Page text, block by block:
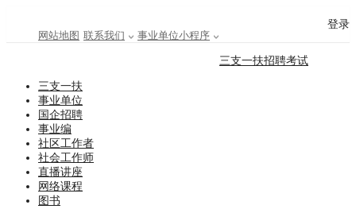
网站地图 联系我们 事业单位小程序
登录
三支一扶招聘考试
三支一扶
事业单位
国企招聘
事业编
社区工作者
社会工作师
直播讲座
网络课程
图书